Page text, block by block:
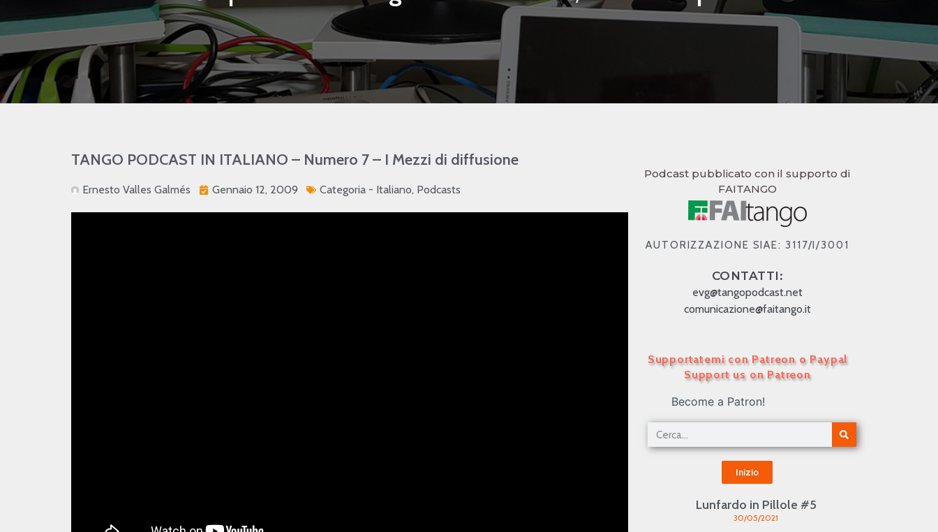
TANGO PODCAST IN ITALIANO – Numero 7 – I Mezzi di diffusione
Ernesto Valles Galmés Gennaio 12, 2009 Categoria - Italiano, Podcasts
Podcast pubblicato con il supporto di
FAITANGO
AUTORIZZAZIONE SIAE: 3117/I/3001
CONTATTI:
evg@tangopodcast.net
comunicazione@faitango.it
Supportatemi con Patreon o Paypal
Support us on Patreon
Become a Patron!
Inizio
Lunfardo in Pillole #5
30/05/2021